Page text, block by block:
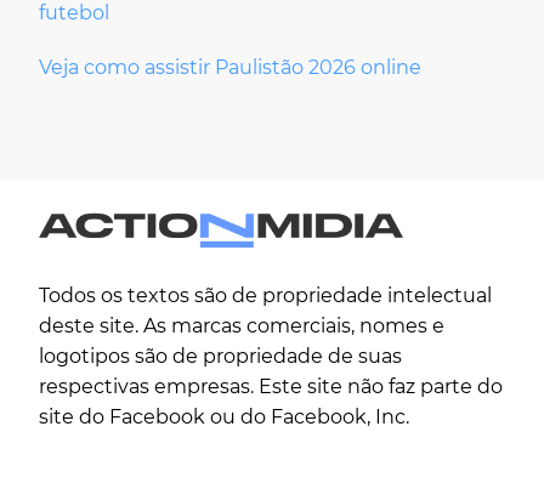
futebol
Veja como assistir Paulistão 2026 online
Todos os textos são de propriedade intelectual
deste site. As marcas comerciais, nomes e
logotipos são de propriedade de suas
respectivas empresas. Este site não faz parte do
site do Facebook ou do Facebook, Inc.